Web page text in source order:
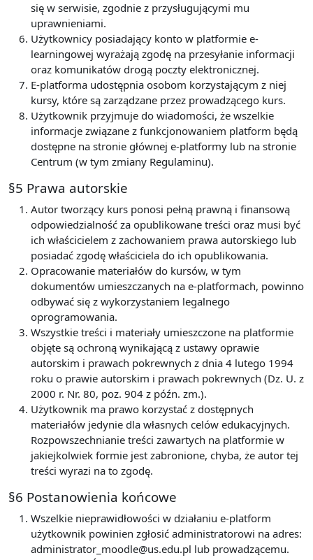
się w serwisie, zgodnie z przysługującymi mu
uprawnieniami.
Użytkownicy posiadający konto w platformie e-
learningowej wyrażają zgodę na przesyłanie informacji
oraz komunikatów drogą poczty elektronicznej.
E-platforma udostępnia osobom korzystającym z niej
kursy, które są zarządzane przez prowadzącego kurs.
Użytkownik przyjmuje do wiadomości, że wszelkie
informacje związane z funkcjonowaniem platform będą
dostępne na stronie głównej e-platformy lub na stronie
Centrum (w tym zmiany Regulaminu).
§5 Prawa autorskie
Autor tworzący kurs ponosi pełną prawną i finansową
odpowiedzialność za opublikowane treści oraz musi być
ich właścicielem z zachowaniem prawa autorskiego lub
posiadać zgodę właściciela do ich opublikowania.
Opracowanie materiałów do kursów, w tym
dokumentów umieszczanych na e-platformach, powinno
odbywać się z wykorzystaniem legalnego
oprogramowania.
Wszystkie treści i materiały umieszczone na platformie
objęte są ochroną wynikającą z ustawy oprawie
autorskim i prawach pokrewnych z dnia 4 lutego 1994
roku o prawie autorskim i prawach pokrewnych (Dz. U. z
2000 r. Nr. 80, poz. 904 z późn. zm.).
Użytkownik ma prawo korzystać z dostępnych
materiałów jedynie dla własnych celów edukacyjnych.
Rozpowszechnianie treści zawartych na platformie w
jakiejkolwiek formie jest zabronione, chyba, że autor tej
treści wyrazi na to zgodę.
§6 Postanowienia końcowe
Wszelkie nieprawidłowości w działaniu e-platform
użytkownik powinien zgłosić administratorowi na adres:
administrator_moodle@us.edu.pl lub prowadzącemu.